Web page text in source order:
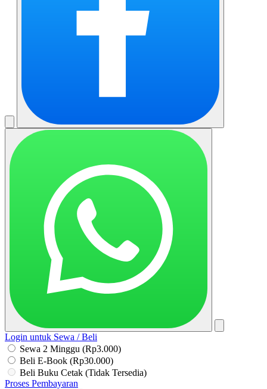
Login untuk Sewa / Beli
Sewa 2 Minggu (Rp3.000)
Beli E-Book (Rp30.000)
Beli Buku Cetak (Tidak Tersedia)
Proses Pembayaran